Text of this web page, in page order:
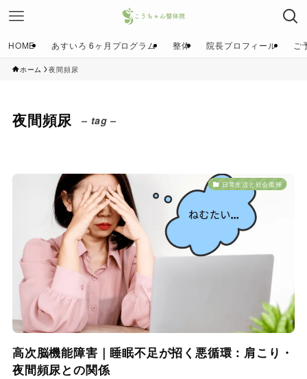
HOME あすいろ 6ヶ月プログラム 整体 院長プロフィール ご
ホーム 夜間頻尿
夜間頻尿 – tag –
日常生活と社会復帰
高次脳機能障害｜睡眠不足が招く悪循環：肩こり・
夜間頻尿との関係